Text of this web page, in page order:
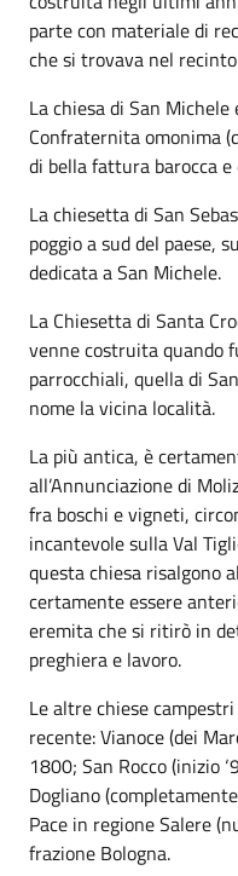
parte con materiale di
che si trovava nel
La chiesa di San
Confraternita omonima
di bella fattura barocca
La chiesetta di San
poggio a sud del paese,
dedicata a San Michele.
La Chiesetta di Santa
venne costruita quando
parrocchiali, quella di
nome la vicina località.
La più antica, è
all’Annunciazione di
fra boschi e vigneti,
incantevole sulla Val
questa chiesa risalgono
certamente essere
eremita che si ritirò in
preghiera e lavoro.
Le altre chiese
recente: Vianoce (dei
1800; San Rocco (inizio
Dogliano
Pace in regione Salere
frazione Bologna.